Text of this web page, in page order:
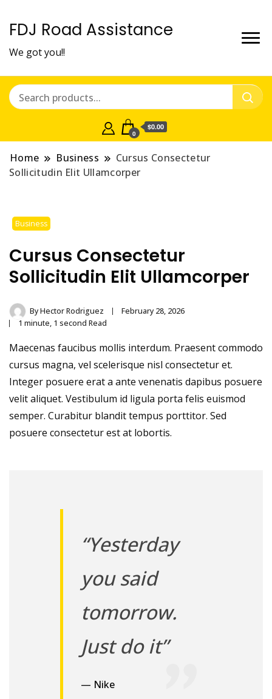
FDJ Road Assistance
We got you!!
0
$0.00
Home Business
Cursus Consectetur
Sollicitudin Elit Ullamcorper
Business
Cursus Consectetur
Sollicitudin Elit Ullamcorper
ByHector Rodriguez
February 28, 2026
1 minute, 1 second Read
Maecenas faucibus mollis interdum. Praesent commodo
cursus magna, vel scelerisque nisl consectetur et.
Integer posuere erat a ante venenatis dapibus posuere
velit aliquet. Vestibulum id ligula porta felis euismod
semper. Curabitur blandit tempus porttitor. Sed
posuere consectetur est at lobortis.
“Yesterday
you said
tomorrow.
Just do it”
— Nike